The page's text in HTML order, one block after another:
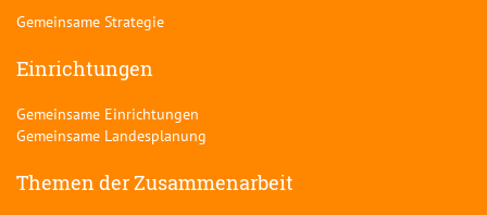
Gemeinsame Strategie
Einrichtungen
Gemeinsame Einrichtungen
Gemeinsame Landesplanung
Themen der Zusammenarbeit